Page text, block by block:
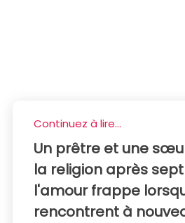
Continuez à lire...
Un prêtre et une
la religion après
l'amour frappe
rencontrent à